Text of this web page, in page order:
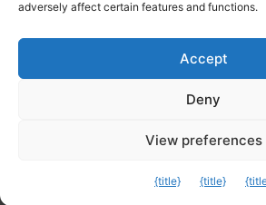
Δημοτικό Λιμενικό Ταμείο Τήνου –
© 2026
adversely affect certain features and functions.
Accept
Deny
View preferences
{title} {title}
Exit mobile